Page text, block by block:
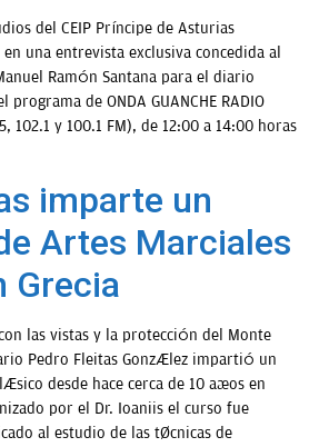
del CEIP Príncipe de Asturias
una entrevista exclusiva concedida al
Ramón Santana para el diario
programa de ONDA GUANCHE RADIO
102.1 y 100.1 FM), de 12:00 a 14:00 horas
imparte un
Artes Marciales
Grecia
las vistas y la protección del Monte
Pedro Fleitas González impartió un
desde hace cerca de 10 años en
por el Dr. Ioaniis el curso fue
al estudio de las técnicas de